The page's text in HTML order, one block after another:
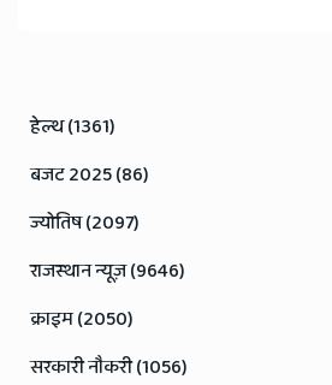
हेल्थ (1361)
बजट 2025 (86)
ज्योतिष (2097)
राजस्थान न्यूज़ (9646)
क्राइम (2050)
सरकारी नौकरी (1056)